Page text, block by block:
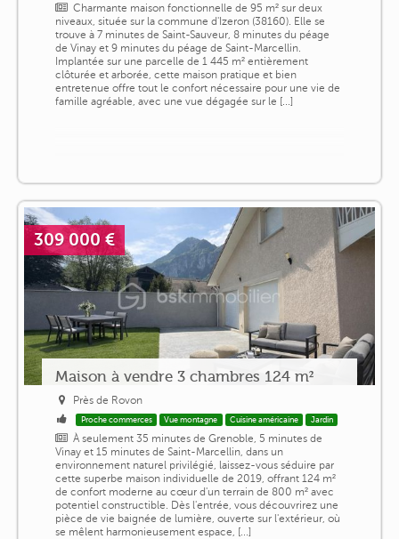
Charmante maison fonctionnelle de 95 m² sur deux
niveaux, située sur la commune d'Izeron (38160). Elle se
trouve à 7 minutes de Saint-Sauveur, 8 minutes du péage
de Vinay et 9 minutes du péage de Saint-Marcellin.
Implantée sur une parcelle de 1 445 m² entièrement
clôturée et arborée, cette maison pratique et bien
entretenue offre tout le confort nécessaire pour une vie de
famille agréable, avec une vue dégagée sur le [...]
309 000 €
Maison à vendre 3 chambres 124 m²
Près de Rovon
Proche commerces Vue montagne Cuisine américaine Jardin
À seulement 35 minutes de Grenoble, 5 minutes de
Vinay et 15 minutes de Saint-Marcellin, dans un
environnement naturel privilégié, laissez-vous séduire par
cette superbe maison individuelle de 2019, offrant 124 m²
de confort moderne au cœur d'un terrain de 800 m² avec
potentiel constructible. Dès l'entrée, vous découvrirez une
pièce de vie baignée de lumière, ouverte sur l'extérieur, où
se mêlent harmonieusement espace, [...]